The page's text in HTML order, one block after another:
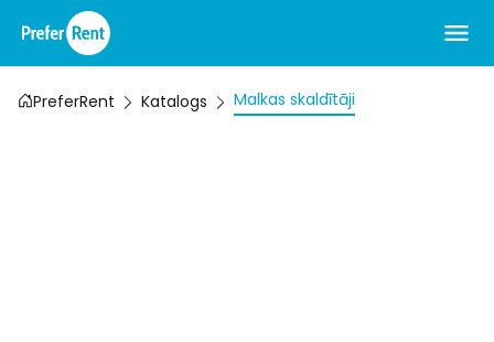
PreferRent Katalogs Malkas skaldītāji